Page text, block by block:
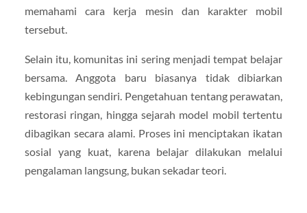
memahami cara kerja mesin dan karakter mobil
tersebut.
Selain itu, komunitas ini sering menjadi tempat belajar
bersama. Anggota baru biasanya tidak dibiarkan
kebingungan sendiri. Pengetahuan tentang perawatan,
restorasi ringan, hingga sejarah model mobil tertentu
dibagikan secara alami. Proses ini menciptakan ikatan
sosial yang kuat, karena belajar dilakukan melalui
pengalaman langsung, bukan sekadar teori.